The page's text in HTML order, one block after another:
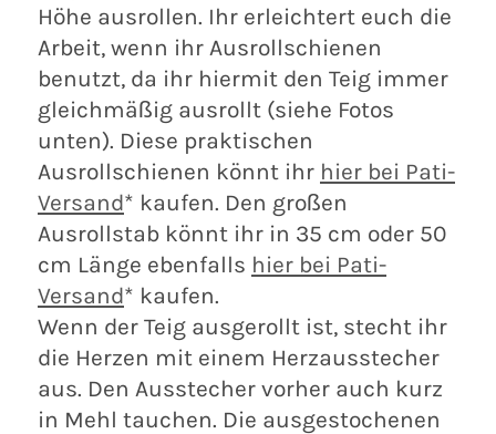
Höhe ausrollen. Ihr erleichtert euch die
Arbeit, wenn ihr Ausrollschienen
benutzt, da ihr hiermit den Teig immer
gleichmäßig ausrollt (siehe Fotos
unten). Diese praktischen
Ausrollschienen könnt ihr hier bei Pati-
Versand* kaufen. Den großen
Ausrollstab könnt ihr in 35 cm oder 50
cm Länge ebenfalls hier bei Pati-
Versand* kaufen.
Wenn der Teig ausgerollt ist, stecht ihr
die Herzen mit einem Herzausstecher
aus. Den Ausstecher vorher auch kurz
in Mehl tauchen. Die ausgestochenen